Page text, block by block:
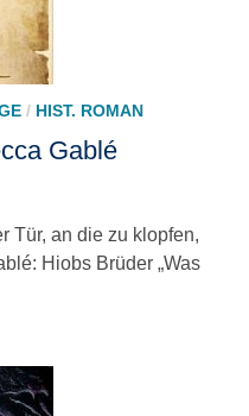
/ HIST. ROMAN
Gablé
Tür, an die zu klopfen,
Hiobs Brüder „Was